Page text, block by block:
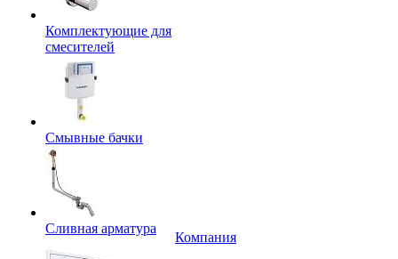
Комплектующие для
смесителей
Смывные бачки
Сливная арматура
Компания